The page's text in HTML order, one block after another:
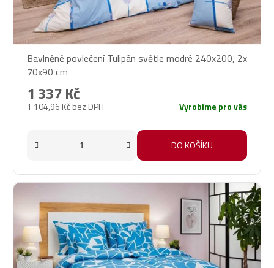
Bavlněné povlečení Tulipán světle modré 240x200, 2x
70x90 cm
1 104,96 Kč bez DPH
1 337 Kč
Vyrobíme pro vás
DO KOŠÍKU